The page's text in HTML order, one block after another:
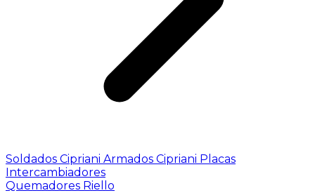
Soldados Cipriani Armados Cipriani Placas
Intercambiadores
Quemadores Riello